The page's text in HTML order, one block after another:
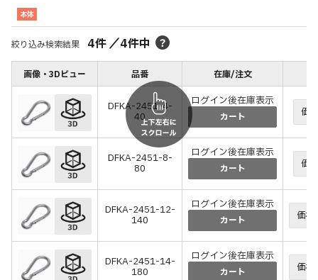
本体
絞り込み検索結果 4件／4件中
画像・3Dビュー 品番 在庫/注文
DFKA-2451-4-
40
ログイン後在庫表示
カート 価
DFKA-2451-8-
80
ログイン後在庫表示
カート 価
DFKA-2451-12-
140
ログイン後在庫表示
カート 価格
DFKA-2451-14-
180
ログイン後在庫表示
カート 価格